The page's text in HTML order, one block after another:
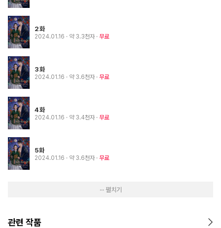
2화
2024.01.16 · 약 3.3천자 무료
3화
2024.01.16 · 약 3.6천자 무료
4화
2024.01.16 · 약 3.4천자 무료
5화
2024.01.16 · 약 3.6천자 무료
··· 펼치기
관련 작품